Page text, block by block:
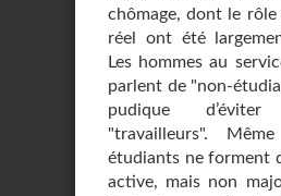
chômage, dont le
réel ont été
Les hommes au
parlent de "non-
pudique
"travailleurs".
étudiants ne forment
active, mais non